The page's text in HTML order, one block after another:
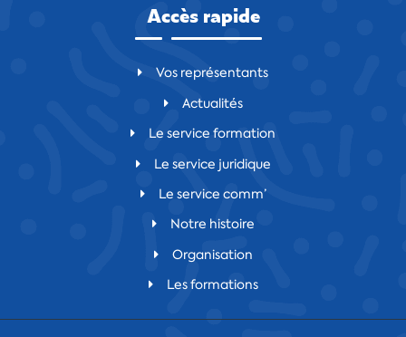
Accès rapide
Vos représentants
Actualités
Le service formation
Le service juridique
Le service comm’
Notre histoire
Organisation
Les formations